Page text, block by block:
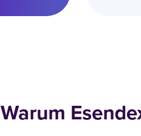
Warum